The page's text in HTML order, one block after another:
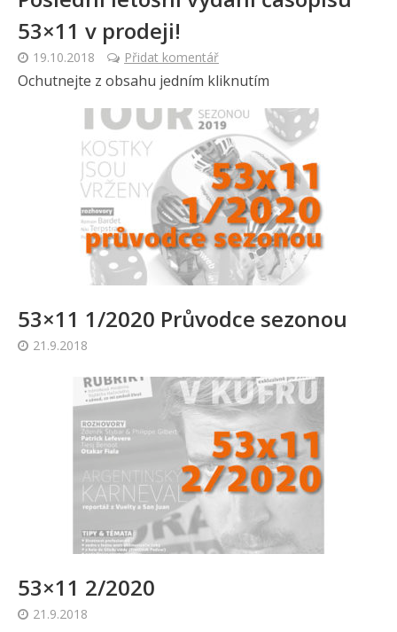
53×11 v prodeji!
19.10.2018 Přidat komentář
Ochutnejte z obsahu jedním kliknutím
53×11 1/2020 Průvodce sezonou
21.9.2018
53×11 2/2020
21.9.2018